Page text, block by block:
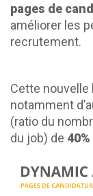
pages de
améliorer les
recrutement.
Cette
notamment
(ratio du
du job) de